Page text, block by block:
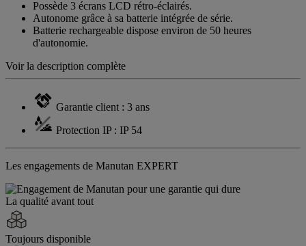
Possède 3 écrans LCD rétro-éclairés.
Autonome grâce à sa batterie intégrée de série.
Batterie rechargeable dispose environ de 50 heures
d'autonomie.
Voir la description complète
Garantie client : 3 ans
Protection IP : IP 54
Les engagements de Manutan EXPERT
La qualité avant tout
Toujours disponible